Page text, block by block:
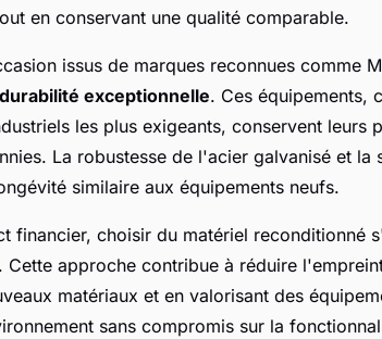
en conservant une qualité comparable.
issus de marques reconnues comme
durabilité exceptionnelle. Ces équipements,
les plus exigeants, conservent leurs
La robustesse de l'acier galvanisé et la
similaire aux équipements neufs.
financier, choisir du matériel reconditionné
. Cette approche contribue à réduire
matériaux et en valorisant des
sans compromis sur la